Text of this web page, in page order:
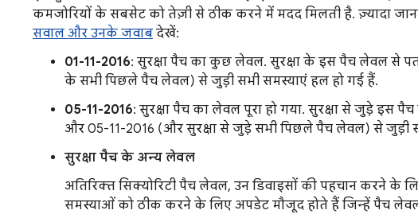
कमजोरियों के सबसेट को तेज़ी से ठीक करने में मदद मिलती है. ज़्यादा
सवाल और उनके जवाब देखें:
01-11-2016: सुरक्षा पैच का कुछ लेवल. सुरक्षा के इस पैच लेवल से
के सभी पिछले पैच लेवल) से जुड़ी सभी समस्याएं हल हो गई हैं.
05-11-2016: सुरक्षा पैच का लेवल पूरा हो गया. सुरक्षा से जुड़े इस
और 05-11-2016 (और सुरक्षा से जुड़े सभी पिछले पैच लेवल) से जुड़ी
सुरक्षा पैच के अन्य लेवल
अतिरिक्त सिक्योरिटी पैच लेवल, उन डिवाइसों की पहचान करने के
समस्याओं को ठीक करने के लिए अपडेट मौजूद होते हैं जिन्हें पैच